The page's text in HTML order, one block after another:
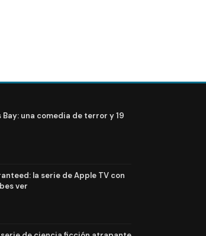
Bay: una comedia de terror y 19
la serie de Apple TV con
ver